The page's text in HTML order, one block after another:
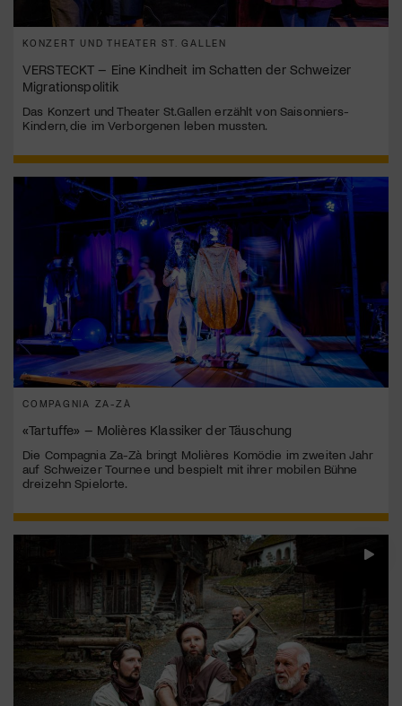
KONZERT UND THEATER ST. GALLEN
VERSTECKT – Eine Kindheit im Schatten der Schweizer
Migrationspolitik
Das Konzert und Theater St.Gallen erzählt von Saisonniers-
Kindern, die im Verborgenen leben mussten.
COMPAGNIA ZA-ZÀ
«Tartuffe» – Molières Klassiker der Täuschung
Die Compagnia Za-Zà bringt Molières Komödie im zweiten Jahr
auf Schweizer Tournee und bespielt mit ihrer mobilen Bühne
dreizehn Spielorte.